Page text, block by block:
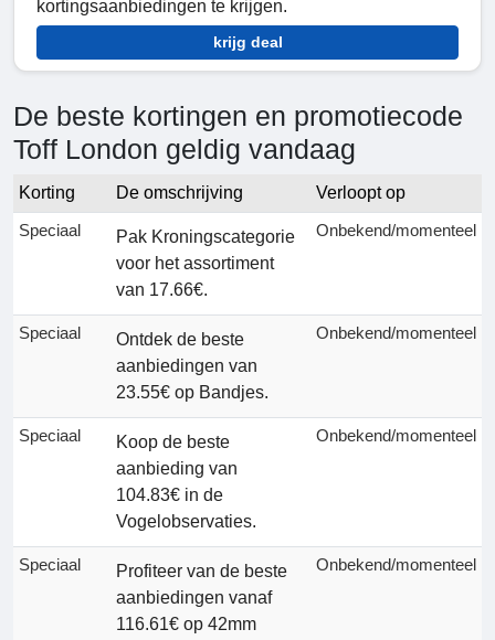
kortingsaanbiedingen te krijgen.
krijg deal
De beste kortingen en promotiecode
Toff London geldig vandaag
Korting De omschrijving
Verloopt op
Speciaal
Pak Kroningscategorie
voor het assortiment
van 17.66€.
Onbekend/momenteel
Speciaal
Ontdek de beste
aanbiedingen van
23.55€ op Bandjes.
Onbekend/momenteel
Speciaal
Koop de beste
aanbieding van
104.83€ in de
Vogelobservaties.
Onbekend/momenteel
Speciaal
Profiteer van de beste
aanbiedingen vanaf
116.61€ op 42mm
Onbekend/momenteel